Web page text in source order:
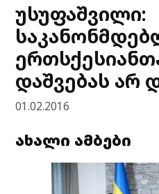
უსუფაშვილი:
დაშვებას არ
01.02.2016
ახალი ამბები